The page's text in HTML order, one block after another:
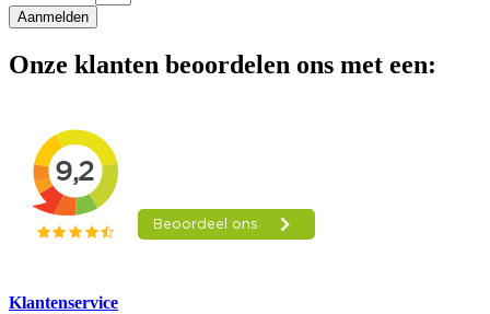
Aanmelden
Onze klanten beoordelen ons met een:
Klantenservice